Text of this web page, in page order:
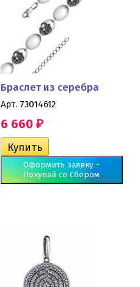
Браслет из серебра
Арт. 73014612
6 660 ₽
Оформить заявку -
Покупай со Сбером